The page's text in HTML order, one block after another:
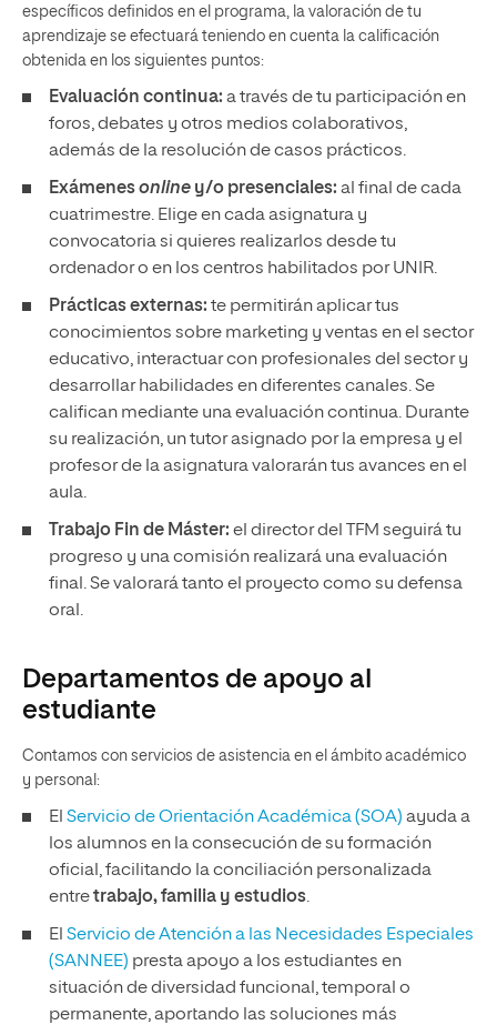
específicos definidos en el programa, la valoración de tu
aprendizaje se efectuará teniendo en cuenta la calificación
obtenida en los siguientes puntos:
Evaluación continua: a través de tu participación en
foros, debates y otros medios colaborativos,
además de la resolución de casos prácticos.
Exámenesonline y/o presenciales: al final de cada
cuatrimestre. Elige en cada asignatura y
convocatoria si quieres realizarlos desde tu
ordenador o en los centros habilitados por UNIR.
Prácticas externas: te permitirán aplicar tus
conocimientos sobre marketing y ventas en el sector
educativo, interactuar con profesionales del sector y
desarrollar habilidades en diferentes canales. Se
califican mediante una evaluación continua. Durante
su realización, un tutor asignado por la empresa y el
profesor de la asignatura valorarán tus avances en el
aula.
Trabajo Fin de Máster: el director del TFM seguirá tu
progreso y una comisión realizará una evaluación
final. Se valorará tanto el proyecto como su defensa
oral.
Departamentos de apoyo al
estudiante
Contamos con servicios de asistencia en el ámbito académico
y personal:
El Servicio de Orientación Académica (SOA) ayuda a
los alumnos en la consecución de su formación
oficial, facilitando la conciliación personalizada
entretrabajo, familia y estudios.
El Servicio de Atención a las Necesidades Especiales
(SANNEE) presta apoyo a los estudiantes en
situación de diversidad funcional, temporal o
permanente, aportando las soluciones más